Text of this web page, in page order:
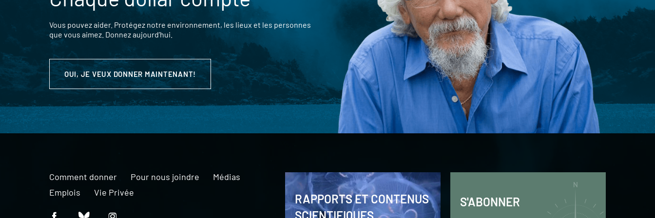
Vous pouvez aider. Protégez notre environnement, les lieux et les personnes
que vous aimez. Donnez aujourd’hui.
OUI, JE VEUX DONNER MAINTENANT!
RAPPORTS ET CONTENUS
SCIENTIFIQUES
S'ABONNER
Comment donner Pour nous joindre
Médias
Emplois
Vie Privée